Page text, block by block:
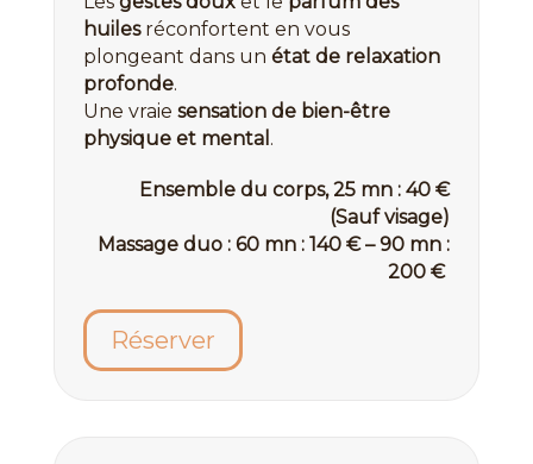
huilesréconfortent en vous
plongeant dans un état de relaxation
profonde.
Une vraie sensation de bien-être
physique et mental .
Ensemble du corps, 25 mn : 40 €
(Sauf visage)
Massage duo : 60 mn : 140 € – 90 mn :
200 €
Réserver